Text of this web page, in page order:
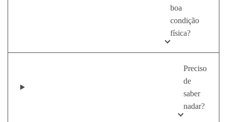
boa
condição
física?
Preciso
de
saber
nadar?